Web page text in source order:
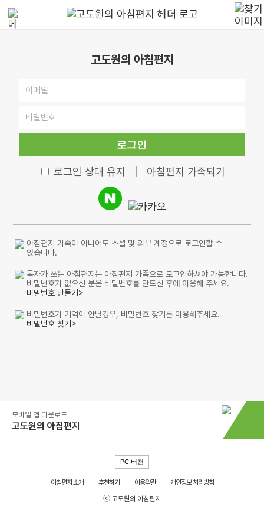
고도원의 아침편지
로그인
로그인 상태 유지 아침편지 가족되기
아침편지 가족이 아니어도 소셜 및 외부 계정으로 로그인할 수
있습니다.
독자가 쓰는 아침편지는 아침편지 가족으로 로그인하셔야 가능합니다.
비밀번호가 없으신 분은 비밀번호를 만드신 후에 이용해 주세요.
비밀번호 만들기>
비밀번호가 기억이 안날경우, 비밀번호 찾기를 이용해주세요.
비밀번호 찾기>
모바일 앱 다운로드
고도원의 아침편지
PC 버전
아침편지 소개 추천하기 이용약관
개인정보 처리방침
ⓒ 고도원의 아침편지